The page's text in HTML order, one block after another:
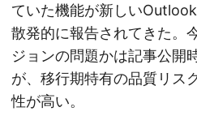
ていた機能が新しい
散発的に報告されてきた。
ジョンの問題かは記事公開
が、移行期特有の品質リス
性が高い。